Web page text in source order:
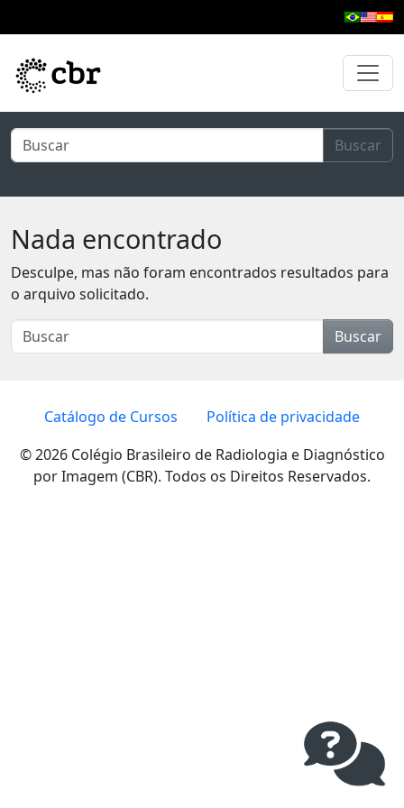
Buscar
Nada encontrado
Desculpe, mas não foram encontrados resultados para
o arquivo solicitado.
Buscar
Catálogo de Cursos
Política de privacidade
© 2026 Colégio Brasileiro de Radiologia e Diagnóstico
por Imagem (CBR). Todos os Direitos Reservados.